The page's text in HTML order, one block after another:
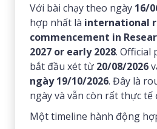
Với bài chạy theo ngày 16/
hợp nhất là international
commencement in
2027 or early 2028. Official
bắt đầu xét từ 20/08/2026
ngày 19/10/2026. Đây là
ngày và vẫn còn rất thực tế
Một timeline hành động